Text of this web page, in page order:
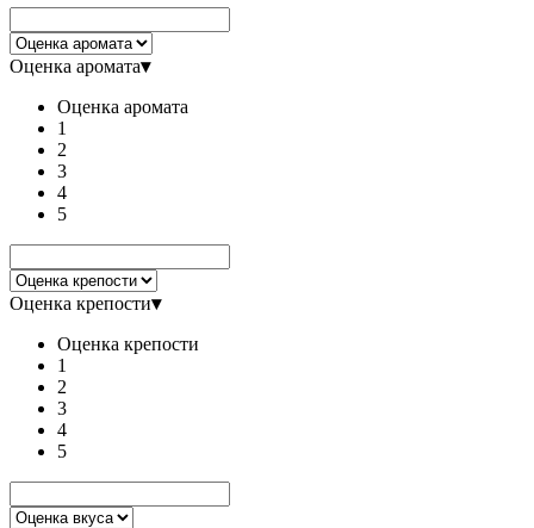
Оценка аромата▾
Оценка аромата
1
2
3
4
5
Оценка крепости▾
Оценка крепости
1
2
3
4
5